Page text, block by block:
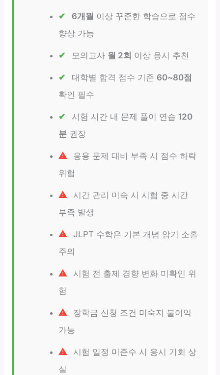
6개월 이상 꾸준한 학습으로 점수
향상 가능
모의고사 월 2회 이상 응시 추천
대학별 합격 점수 기준 60~80점
확인 필수
시험 시간 내 문제 풀이 연습 120
분권장
응용 문제 대비 부족 시 점수 하락
위험
시간 관리 미숙 시 시험 중 시간
부족 발생
JLPT 수학은 기본 개념 암기 소홀
주의
시험 전 출제 경향 변화 미확인 위
험
장학금 신청 조건 미숙지 불이익
가능
시험 일정 미준수 시 응시 기회 상
실